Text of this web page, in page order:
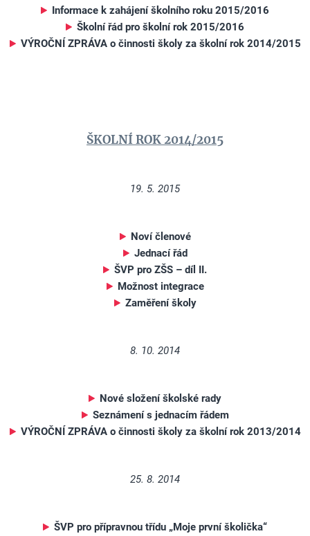
Informace k zahájení školního roku 2015/2016
Školní řád pro školní rok 2015/2016
VÝROČNÍ ZPRÁVA o činnosti školy za školní rok 2014/2015
ŠKOLNÍ ROK 2014/2015
19. 5. 2015
Noví členové
Jednací řád
ŠVP pro ZŠS – díl II.
Možnost integrace
Zaměření školy
8. 10. 2014
Nové složení školské rady
Seznámení s jednacím řádem
VÝROČNÍ ZPRÁVA o činnosti školy za školní rok 2013/2014
25. 8. 2014
ŠVP pro přípravnou třídu „Moje první školička“